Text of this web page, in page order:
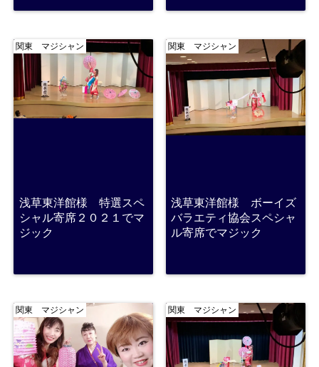
関東 マジシャン
浅草東洋館様 特選スペ
シャル寄席２０２１でマ
ジック
関東 マジシャン
浅草東洋館様 ボーイズ
バラエティ協会スペシャ
ル寄席でマジック
関東 マジシャン 関東 マジシャン